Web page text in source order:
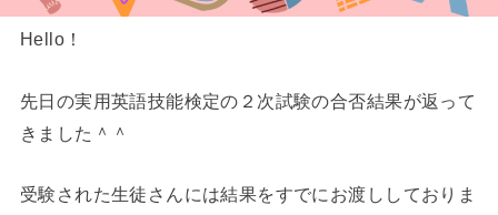
Hello！
先日の実用英語技能検定の２次試験の合否結果が返って
きました＾＾
受験された生徒さんには結果をすでにお渡ししておりま